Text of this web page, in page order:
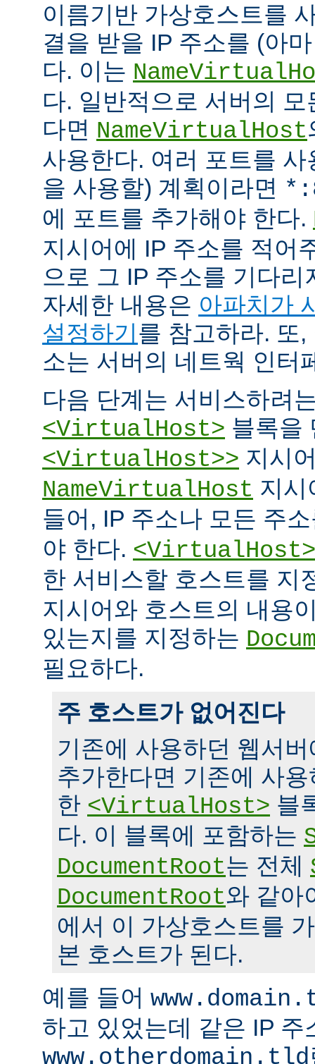
이름기반 가상호스트를
결을 받을 IP 주소를 (아
다. 이는
다. 일반적으로 서버의
다면 NameVirtualHost
사용한다. 여러 포트를
을 사용할) 계획이라면
에 포트를 추가해야 한다.
지시어에 IP 주소를 적어
으로 그 IP 주소를 기다
자세한 내용은 아파치가
설정하기를 참고하라. 또
소는 서버의 네트웍 인터
다음 단계는 서비스하려
<VirtualHost> 블록을
<VirtualHost>> 지시
NameVirtualHost 지시
들어, IP 주소나 모든 주
야 한다.
한 서비스할 호스트를 지
지시어와 호스트의 내용
있는지를 지정하는
필요하다.
주 호스트가 없어진다
기존에 사용하던 웹서
추가한다면 기존에 사
한 <VirtualHost> 블
다. 이 블록에 포함하는
DocumentRoot는 전체
DocumentRoot와 같아
에서 이 가상호스트를
본 호스트가 된다.
예를 들어
하고 있었는데 같은 IP 주
www.otherdomain.tld